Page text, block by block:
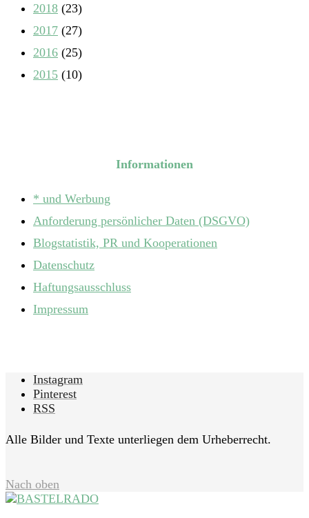
2018 (23)
2017 (27)
2016 (25)
2015 (10)
Informationen
* und Werbung
Anforderung persönlicher Daten (DSGVO)
Blogstatistik, PR und Kooperationen
Datenschutz
Haftungsausschluss
Impressum
Instagram
Pinterest
RSS
Alle Bilder und Texte unterliegen dem Urheberrecht.
Nach oben